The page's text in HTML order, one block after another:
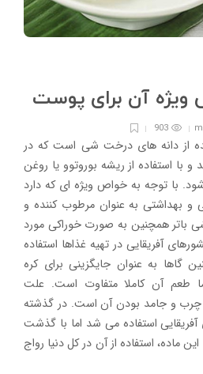
ویژه آن برای پوست
903
از دانه های درخت شی است که در
استفاده از ریشه بوروتوو یا روغن
با توجه به خواص ویژه ای که دارد
و بهداشتی به عنوان مرطوب کننده و
باتر همچنین به صورت خوراکی مورد
آفریقایی در تهیه غذاها استفاده
گاها به عنوان جایگزینی برای کره
طعم آن کاملا متفاوت است. علت
چرب و جامد بودن آن است. در گذشته
استفاده می شد اما با گذشت
ماده، استفاده از آن در کل دنیا رواج